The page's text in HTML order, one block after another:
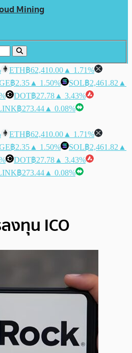
Mining
ETH฿62,410.00 ▲ 1.71%
฿2.35 ▲ 1.50% SOL฿2,461.82 ▲
DOT฿27.78 ▲ 3.43%
฿273.44 ▲ 0.08%
ETH฿62,410.00 ▲ 1.71%
฿2.35 ▲ 1.50% SOL฿2,461.82 ▲
DOT฿27.78 ▲ 3.43%
฿273.44 ▲ 0.08%
งทุน ICO